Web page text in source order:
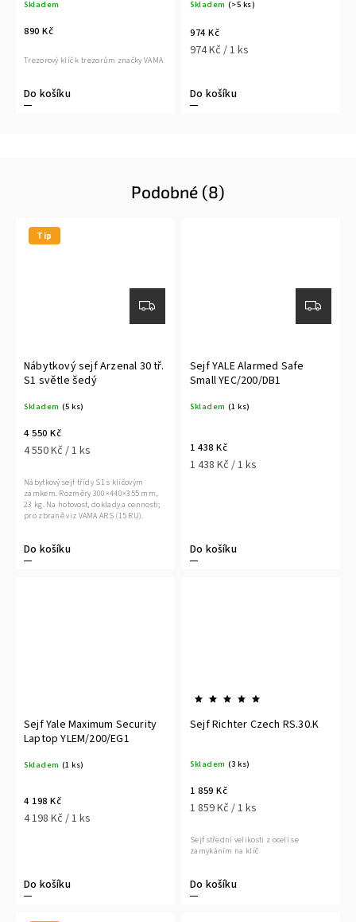
Skladem
890 Kč
Do košíku
Trezorový klíč k trezorům značky VAMA
Skladem (>5 ks)
974 Kč
974 Kč / 1 ks
Do košíku
Podobné (8)
Tip
Nábytkový sejf Arzenal 30 tř.
S1 světle šedý
Skladem (5 ks)
4 550 Kč
4 550 Kč / 1 ks
Do košíku
Nábytkový sejf třídy S1 s klíčovým
zámkem. Rozměry 300×440×355 mm,
23 kg. Na hotovost, doklady a cennosti;
pro zbraně viz VAMA ARS (15 RU).
Sejf YALE Alarmed Safe
Small YEC/200/DB1
Skladem (1 ks)
1 438 Kč
1 438 Kč / 1 ks
Do košíku
Sejf Yale Maximum Security
Laptop YLEM/200/EG1
Skladem (1 ks)
4 198 Kč
4 198 Kč / 1 ks
Do košíku
Sejf Richter Czech RS.30.K
Skladem (3 ks)
1 859 Kč
1 859 Kč / 1 ks
Do košíku
Sejf střední velikosti z oceli se
zamykáním na klíč